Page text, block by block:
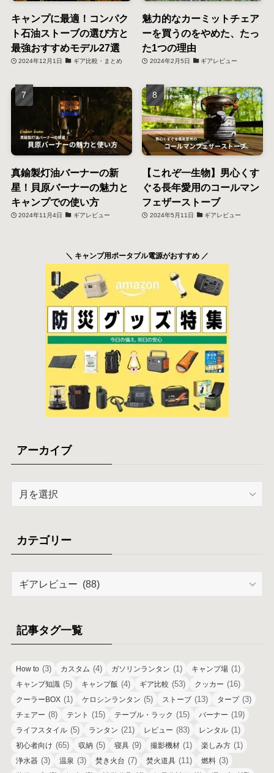
キャンプに最適！コンパク
ト石油ストーブの選び方と
最強おすすめモデル27選
2024年12月1日 ギア比較・まとめ
魅力的なカーミットチェア
ーを買うのをやめた、たっ
た1つの理由
2024年2月5日 ギアレビュー
真鍮製灯油バーナーの新
星！貝原バーナーの魅力と
キャンプでの使い方
2024年11月4日 ギアレビュー
【これぞ一生物】男心くす
ぐる長年愛用のコールマン
フェザーストーブ
2024年5月11日 ギアレビュー
＼ キャンプ用ポータブル電源がおすすめ ／
アーカイブ
ブ
カテゴリー
リ
ー
記事タグ一覧
How to (3) カスタム (4) ガソリンランタン (1) キャンプ場 (1)
キャンプ知識 (5) キャンプ飯 (4) ギア比較 (53) クッカー (16)
クーラーBOX (1) ケロシンランタン (5) ストーブ (13) タープ(3)
チェアー (8) テント (15) テーブル・ラック (15) バーナー (19)
ライフスタイル (5) ランタン (21) レビュー (83) レンタル (1)
初心者向け (65) 収納 (5) 寝具 (9) 撮影機材 (1) 楽しみ方 (1)
浄水器 (3) 温泉 (3) 焚き火台 (7) 焚火道具 (11) 燃料 (3)